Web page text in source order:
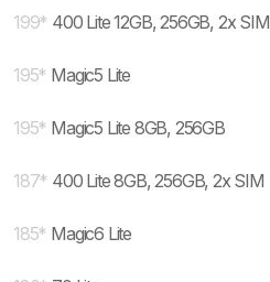
199* 400 Lite 12GB, 256GB, 2x SIM
195* Magic5 Lite
195* Magic5 Lite 8GB, 256GB
187* 400 Lite 8GB, 256GB, 2x SIM
185* Magic6 Lite